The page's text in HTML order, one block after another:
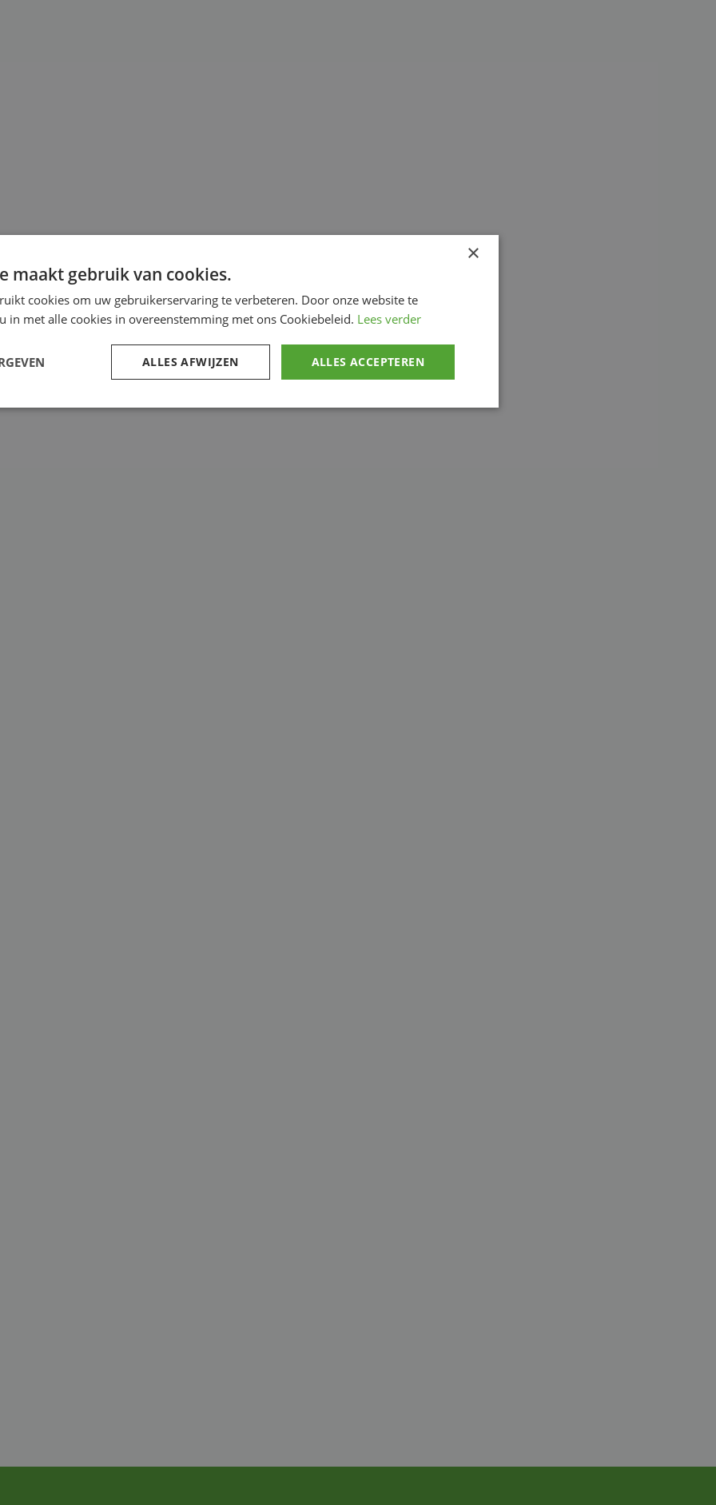
×
maakt gebruik van cookies.
cookies om uw gebruikerservaring te verbeteren. Door onze website te
in met alle cookies in overeenstemming met ons Cookiebeleid. Lees verder
ALLES ACCEPTEREN
ALLES AFWIJZEN